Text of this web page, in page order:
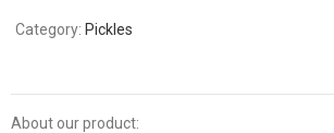
Category:Pickles
About our product: